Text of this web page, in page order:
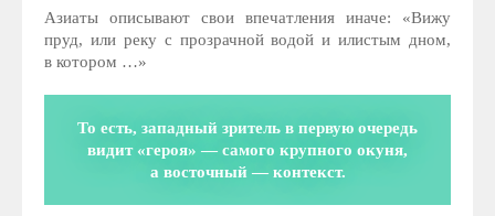
Азиаты описывают свои впечатления иначе: «Вижу
пруд, или реку с прозрачной водой и илистым дном,
в котором …»
То есть, западный зритель в первую очередь
видит «героя» — самого крупного окуня,
а восточный — контекст.